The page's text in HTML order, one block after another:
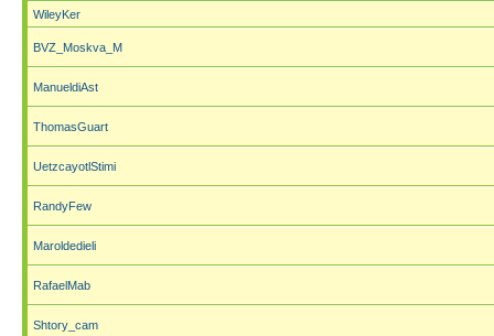
WileyKer
BVZ_Moskva_M
ManueldiAst
ThomasGuart
UetzcayotlStimi
RandyFew
Maroldedieli
RafaelMab
Shtory_cam